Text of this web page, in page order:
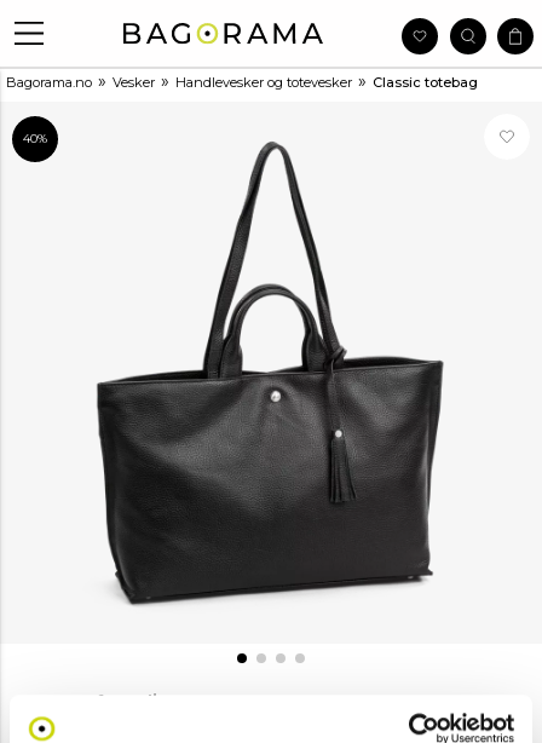
Bagorama.no » Vesker » Handlevesker og totevesker » Classic totebag
40%
House of Nordic
Classic totebag